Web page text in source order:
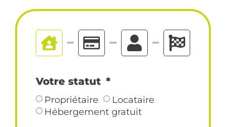
Votre statut
Propriétaire
Locataire
Hébergement gratuit